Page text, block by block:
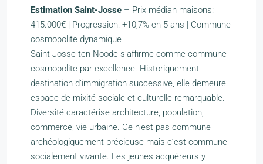
Estimation Saint-Josse – Prix médian maisons:
415.000€ | Progression: +10,7% en 5 ans | Commune
cosmopolite dynamique
Saint-Josse-ten-Noode s’affirme comme commune
cosmopolite par excellence. Historiquement
destination d’immigration successive, elle demeure
espace de mixité sociale et culturelle remarquable.
Diversité caractérise architecture, population,
commerce, vie urbaine. Ce n’est pas commune
archéologiquement précieuse mais c’est commune
socialement vivante. Les jeunes acquéreurs y